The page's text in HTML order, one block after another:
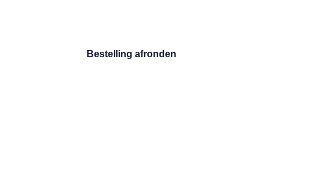
Bestelling afronden